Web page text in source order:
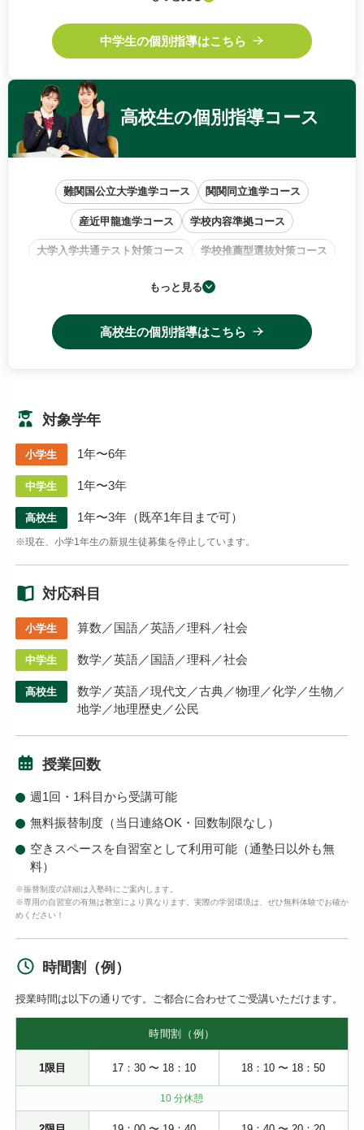
中学生の個別指導はこちら
高校生の個別指導コース
難関国公立大学進学コース 関関同立進学コース
産近甲龍進学コース 学校内容準拠コース
大学入学共通テスト対策コース 学校推薦型選抜対策コース
小論文・作文特訓コース
もっと見る
高校生の個別指導はこちら
対象学年
小学生 1年〜6年
中学生 1年〜3年
高校生 1年〜3年（既卒1年目まで可）
※現在、小学1年生の新規生徒募集を停止しています。
対応科目
小学生 算数／国語／英語／理科／社会
中学生 数学／英語／国語／理科／社会
高校生
数学／英語／現代文／古典／物理／化学／生物／
地学／地理歴史／公民
授業回数
週1回・1科目から受講可能
無料振替制度（当日連絡OK・回数制限なし）
空きスペースを自習室として利用可能（通塾日以外も無
料）
※振替制度の詳細は入塾時にご案内します。
※専用の自習室の有無は教室により異なります。実際の学習環境は、ぜひ無料体験でお確か
めください！
時間割（例）
授業時間は以下の通りです。ご都合に合わせてご受講いただけます。
時間割（例）
1限目 17：30 〜 18：10 18：10 〜 18：50
10 分休憩